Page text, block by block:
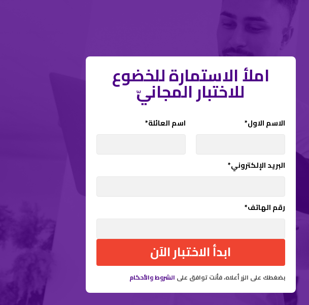
املأ الاستمارة للخضوع
للاختبار المجانيّ
الاسم الاول* اسم العائلة*
البريد الإلكتروني*
رقم الهاتف*
بضغطك على الزر أعلاه، فأنت توافق على الشروط والأحكام
ابدأ الاختبار الآن